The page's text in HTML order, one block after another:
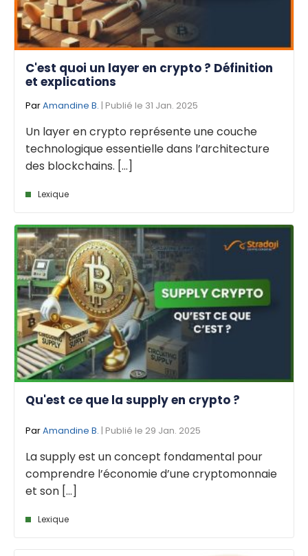
C'est quoi un layer en crypto ? Définition
et explications
ParAmandine B. | Publié le 31 Jan. 2025
Un layer en crypto représente une couche
technologique essentielle dans l’architecture
des blockchains. [...]
Lexique
Qu'est ce que la supply en crypto ?
ParAmandine B. | Publié le 29 Jan. 2025
La supply est un concept fondamental pour
comprendre l’économie d’une cryptomonnaie
et son [...]
Lexique